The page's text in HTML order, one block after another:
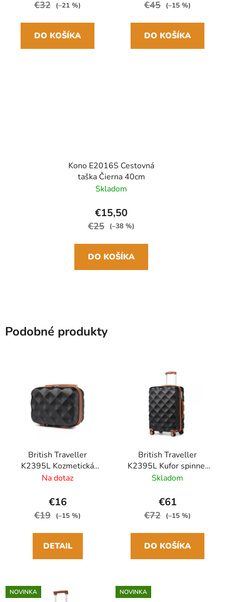
€32 (–21 %)
DO KOŠÍKA
€45 (–15 %)
DO KOŠÍKA
Kono E2016S Cestovná
taška Čierna 40cm
Skladom
€15,50
€25 (–38 %)
DO KOŠÍKA
Podobné produkty
British Traveller
K2395L Kozmetická
taška 30cm Čierna
Na dotaz
€16
€19 (–15 %)
DETAIL
British Traveller
K2395L Kufor spinner
61cm Čierny
Skladom
€61
€72 (–15 %)
DO KOŠÍKA
NOVINKA NOVINKA